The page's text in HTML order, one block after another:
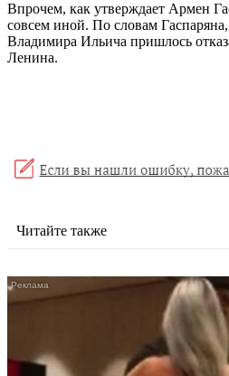
Впрочем, как утверждает Армен
совсем иной. По словам
Владимира Ильича пришлось
Ленина.
Читайте также